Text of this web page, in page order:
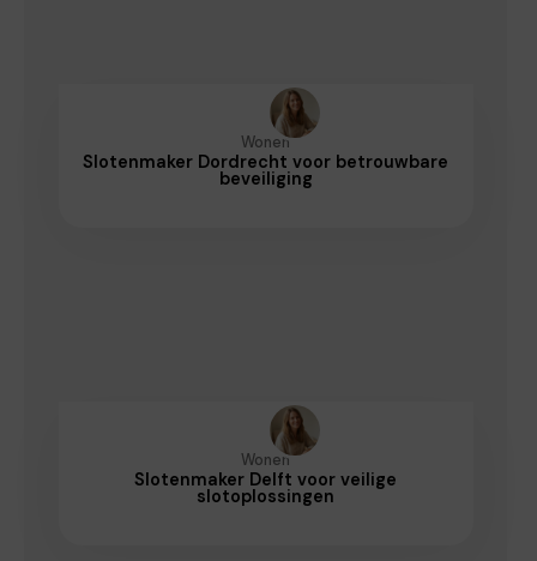
Wonen
Slotenmaker Dordrecht voor betrouwbare
beveiliging
Wonen
Slotenmaker Delft voor veilige
slotoplossingen